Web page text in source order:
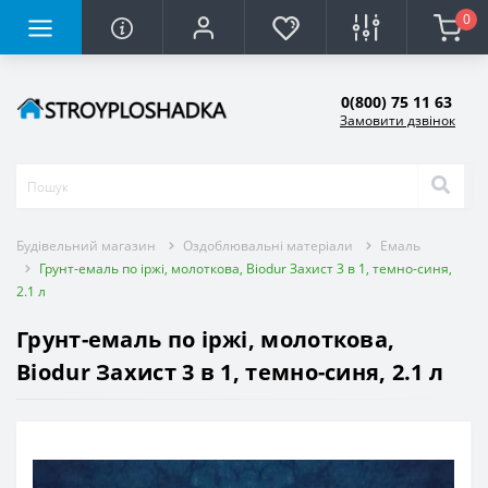
0
0(800) 75 11 63
Замовити дзвінок
Будівельний магазин Оздоблювальні матеріали
Емаль
Грунт-емаль по іржі, молоткова, Biodur Захист 3 в 1, темно-синя,
2.1 л
Грунт-емаль по іржі, молоткова,
Biodur Захист 3 в 1, темно-синя, 2.1 л